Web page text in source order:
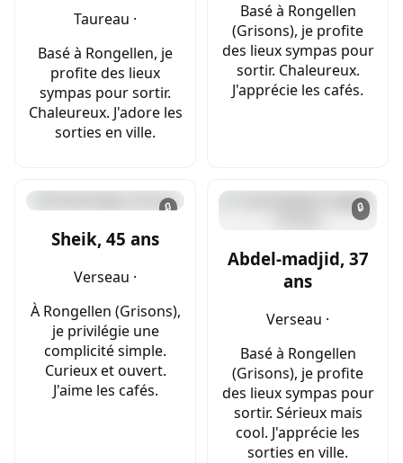
Taureau ·
Basé à Rongellen, je
profite des lieux
sympas pour sortir.
Chaleureux. J'adore les
sorties en ville.
Basé à Rongellen
(Grisons), je profite
des lieux sympas pour
sortir. Chaleureux.
J'apprécie les cafés.
🔒
Sheik, 45 ans
Verseau ·
À Rongellen (Grisons),
je privilégie une
complicité simple.
Curieux et ouvert.
J'aime les cafés.
🔒
Abdel-madjid, 37
ans
Verseau ·
Basé à Rongellen
(Grisons), je profite
des lieux sympas pour
sortir. Sérieux mais
cool. J'apprécie les
sorties en ville.